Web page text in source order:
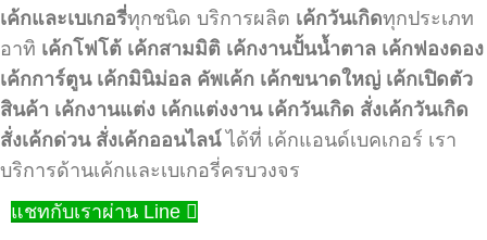
เค้กและเบเกอรี่ทุกชนิด บริการผลิต เค้กวันเกิดทุกประเภท
อาทิ เค้กโฟโต้ เค้กสามมิติ เค้กงานปั้นน้ำตาล เค้กฟองดอง
เค้กการ์ตูน เค้กมินิม่อล คัพเค้ก เค้กขนาดใหญ่ เค้กเปิดตัว
สินค้า เค้กงานแต่ง เค้กแต่งงาน เค้กวันเกิด สั่งเค้กวันเกิด
สั่งเค้กด่วน สั่งเค้กออนไลน์ได้ที่ เค้กแอนด์เบคเกอร์ เรา
บริการด้านเค้กและเบเกอรี่ครบวงจร
แชทกับเราผ่าน Line